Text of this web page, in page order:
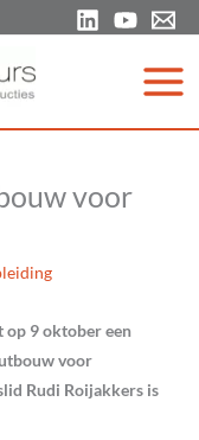
voor
op 9 oktober een
voor
Rudi Roijakkers is